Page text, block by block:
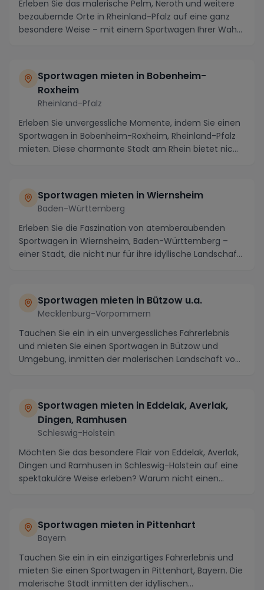
Erleben Sie das malerische Pelm, Neroth und weitere
bezaubernde Orte in Rheinland-Pfalz auf eine ganz
besondere Weise – mit einem Sportwagen Ihrer Wah...
Sportwagen mieten in Bobenheim-
Roxheim
Rheinland-Pfalz
Erleben Sie unvergessliche Momente, indem Sie einen
Sportwagen in Bobenheim-Roxheim, Rheinland-Pfalz
mieten. Diese charmante Stadt am Rhein bietet nic...
Sportwagen mieten in Wiernsheim
Baden-Württemberg
Erleben Sie die Faszination von atemberaubenden
Sportwagen in Wiernsheim, Baden-Württemberg –
einer Stadt, die nicht nur für ihre idyllische Landschaf...
Sportwagen mieten in Bützow u.a.
Mecklenburg-Vorpommern
Tauchen Sie ein in ein unvergessliches Fahrerlebnis
und mieten Sie einen Sportwagen in Bützow und
Umgebung, inmitten der malerischen Landschaft von
Sportwagen mieten in Eddelak, Averlak,
Dingen, Ramhusen
Schleswig-Holstein
Möchten Sie das besondere Flair von Eddelak, Averlak,
Dingen und Ramhusen in Schleswig-Holstein auf eine
spektakuläre Weise erleben? Warum nicht einen...
Sportwagen mieten in Pittenhart
Bayern
Tauchen Sie ein in ein einzigartiges Fahrerlebnis und
mieten Sie einen Sportwagen in Pittenhart, Bayern. Die
malerische Stadt inmitten der idyllischen...